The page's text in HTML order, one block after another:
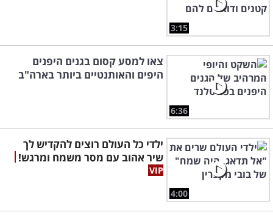
3:15
6:36
צאו למסע קסום בגנים היפנים
היפים והאותנטיים ביותר בארה"ב
4:00
ילדי כל העולם רוצים להקדיש לך
שיר אהוב עם מסר משמח ומרגש!